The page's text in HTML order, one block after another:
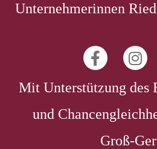
Unternehmerinnen Ried
Mit Unterstützung des
und
Groß-